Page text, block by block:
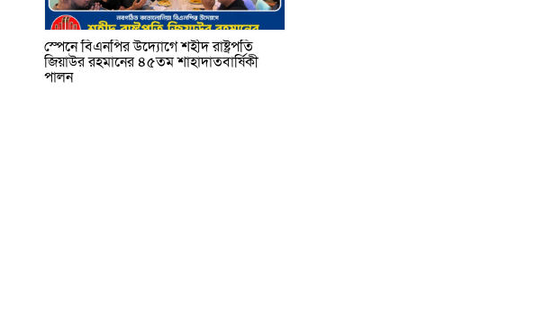
স্পেনে বিএনপির উদ্যোগে শহীদ রাষ্ট্রপতি
জিয়াউর রহমানের ৪৫তম শাহাদাতবার্ষিকী
পালন